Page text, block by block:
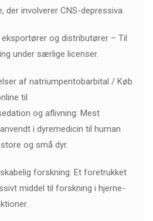
der involverer CNS-depressiva.
eksportører og distributører – Til
under særlige licenser.
af natriumpentobarbital / Køb
til
og aflivning: Mest
i dyremedicin til human
og små dyr.
forskning: Et foretrukket
middel til forskning i hjerne-